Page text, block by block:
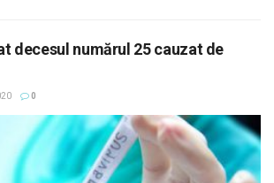
decesul numărul 25 cauzat de
0